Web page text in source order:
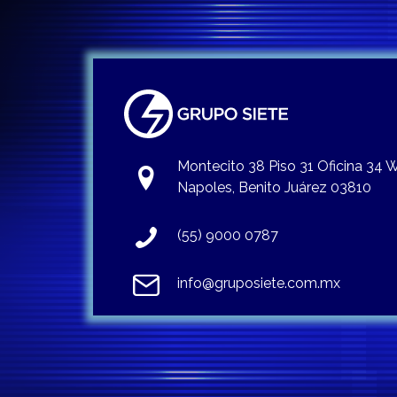
Montecito 38 Piso 31 Oficina 34
Napoles, Benito Juárez 03810
(55) 9000 0787
info@gruposiete.com.mx